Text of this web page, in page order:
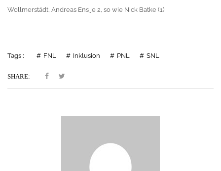
Wollmerstädt, Andreas Ens je 2, so wie Nick Batke (1)
Tags : FNL Inklusion PNL SNL
SHARE: